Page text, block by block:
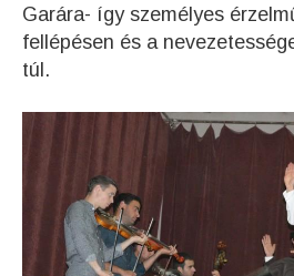
Garára- így személyes
fellépésen és a
túl.